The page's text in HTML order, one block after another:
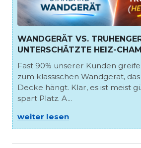
WANDGERÄT VS.
UNTERSCHÄTZTE HEIZ-
Fast 90% unserer Kunden
zum klassischen Wandgerät,
Decke hängt. Klar, es ist meist
spart Platz. A...
weiter lesen